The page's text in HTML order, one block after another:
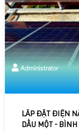
Administrator
LẮP ĐẶT ĐIỆN
DẦU MỘT - BÌNH